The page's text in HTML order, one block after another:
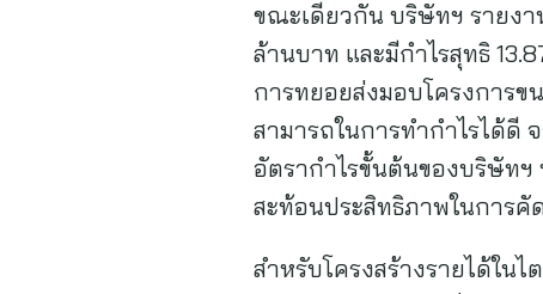
ขณะเดียวกัน บริษัทฯ รายงา
ล้านบาท และมีกำไรสุทธิ
การทยอยส่งมอบโครงการ
สามารถในการทำกำไรได้ดี
อัตรากำไรขั้นต้นของบริษัทฯ
สะท้อนประสิทธิภาพในการ
สำหรับโครงสร้างรายได้ใน